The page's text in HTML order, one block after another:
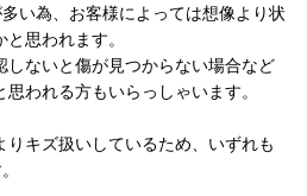
い為、お客様によっては想像より状
思われます。
しないと傷が見つからない場合など
われる方もいらっしゃいます。
りキズ扱いしているため、いずれも